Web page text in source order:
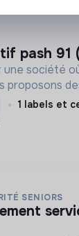
pash
une société
proposons
à tous.
1 labels et
SENIORS